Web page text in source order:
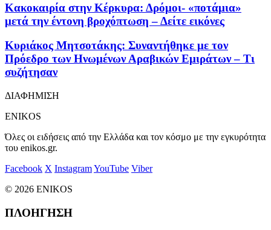
Κακοκαιρία στην Κέρκυρα: Δρόμοι- «ποτάμια»
μετά την έντονη βροχόπτωση – Δείτε εικόνες
Κυριάκος Μητσοτάκης: Συναντήθηκε με τον
Πρόεδρο των Ηνωμένων Αραβικών Εμιράτων – Τι
συζήτησαν
ΔΙΑΦΗΜΙΣΗ
ENIKOS
Όλες οι ειδήσεις από την Ελλάδα και τον κόσμο με την εγκυρότητα
του enikos.gr.
Facebook X InstagramYouTube Viber
© 2026 ENIKOS
ΠΛΟΗΓΗΣΗ